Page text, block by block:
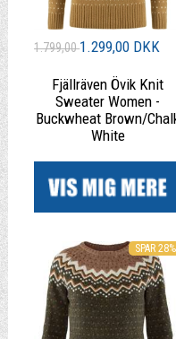
1.799,001.299,00 DKK
Fjällräven Övik Knit
Sweater Women -
Buckwheat Brown/
White
SPAR 28%